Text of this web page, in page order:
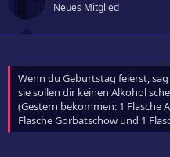
Neues Mitglied
Wenn du Geburtstag feierst,
sie sollen dir keinen Alkohol
(Gestern bekommen: 1 Flasche
Flasche Gorbatschow und 1